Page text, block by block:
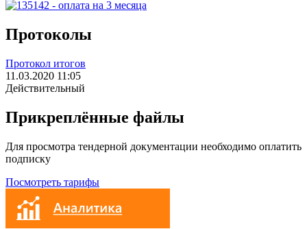
Протоколы
Протокол итогов
11.03.2020 11:05
Действительный
Прикреплённые файлы
Для просмотра тендерной документации необходимо оплатить
подписку
Посмотреть тарифы